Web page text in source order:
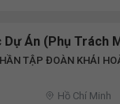
Dự Án (Phụ Trách
TẬP ĐOÀN KHẢI
Hồ Chí Minh